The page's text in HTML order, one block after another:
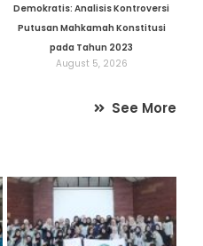
Demokratis: Analisis Kontroversi
Putusan Mahkamah Konstitusi
pada Tahun 2023
August 5, 2026
See More